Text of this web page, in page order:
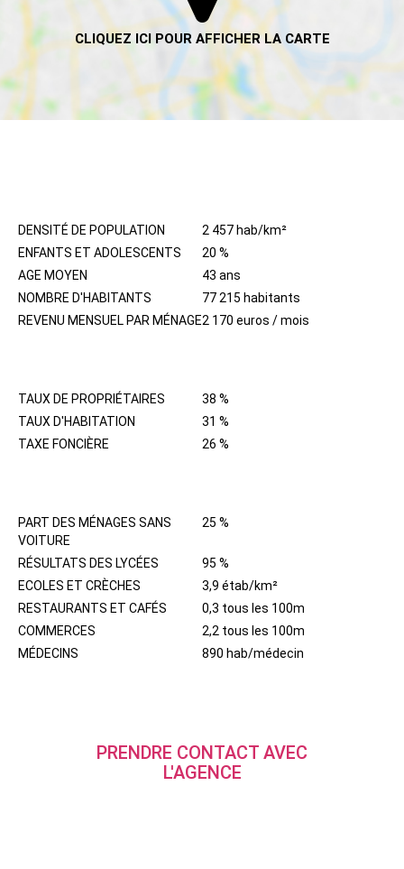
DENSITÉ DE POPULATION
2 457 hab/km²
ENFANTS ET ADOLESCENTS
20 %
AGE MOYEN
43 ans
NOMBRE D'HABITANTS
77 215 habitants
REVENU MENSUEL PAR MÉNAGE2 170 euros / mois
TAUX DE PROPRIÉTAIRES
38 %
TAUX D'HABITATION
31 %
TAXE FONCIÈRE
26 %
PART DES MÉNAGES SANS
VOITURE
25 %
RÉSULTATS DES LYCÉES
95 %
ECOLES ET CRÈCHES
3,9 étab/km²
RESTAURANTS ET CAFÉS
0,3 tous les 100m
COMMERCES
2,2 tous les 100m
MÉDECINS
890 hab/médecin
PRENDRE CONTACT AVEC
L'AGENCE